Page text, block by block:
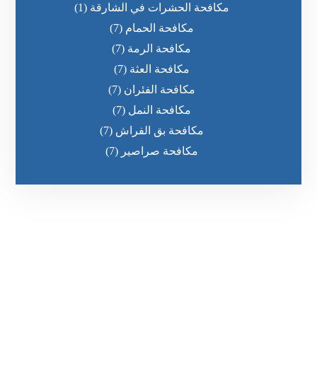
مكافحة الحشرات في الشارقة (1)
مكافحة الحمام (7)
مكافحة الرمة (7)
مكافحة العثة (7)
مكافحة الفئران (7)
مكافحة النمل (7)
مكافحة بق الفراش (7)
مكافحة صراصير (7)